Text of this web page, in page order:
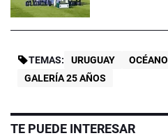
TEMAS: URUGUAY OCÉANO
GALERÍA 25 AÑOS
TE PUEDE INTERESAR